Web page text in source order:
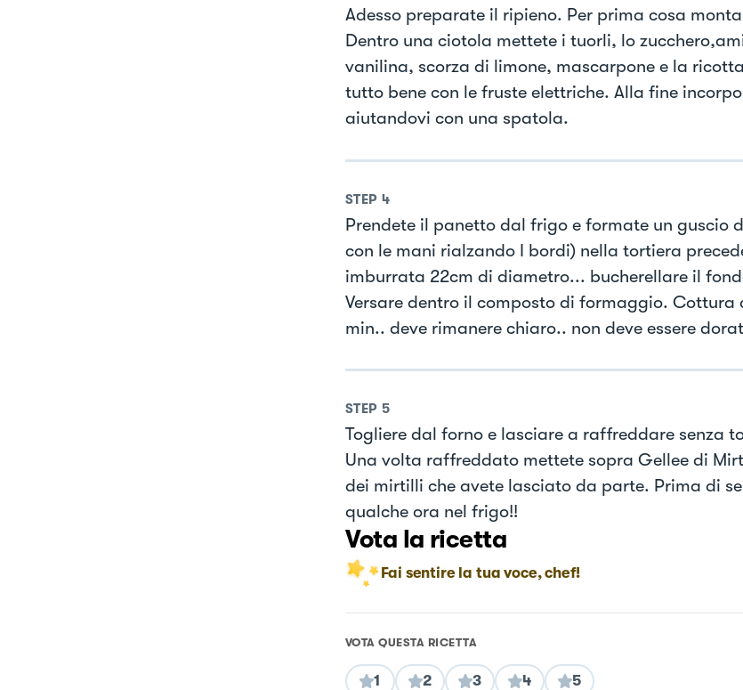
Adesso preparate il ripieno. Per prima cosa
Dentro una ciotola mettete i tuorli, lo
vanilina, scorza di limone, mascarpone e la
tutto bene con le fruste elettriche. Alla fine
aiutandovi con una spatola.
STEP 4
Prendete il panetto dal frigo e formate un guscio
con le mani rialzando I bordi) nella tortiera
imburrata 22cm di diametro... bucherellare il
Versare dentro il composto di formaggio. Cottura
min.. deve rimanere chiaro.. non deve essere
STEP 5
Togliere dal forno e lasciare a raffreddare senza
Una volta raffreddato mettete sopra Gellee di
dei mirtilli che avete lasciato da parte. Prima di
qualche ora nel frigo!!
Vota la ricetta
Fai sentire la tua voce, chef!
VOTA QUESTA RICETTA
1 2 3 4 5